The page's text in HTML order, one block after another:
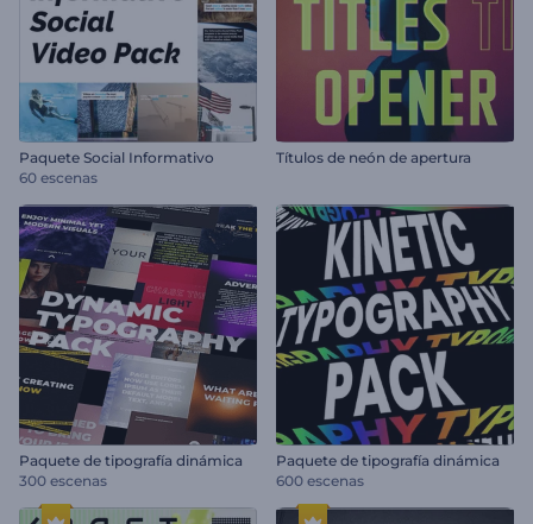
Paquete Social Informativo
60 escenas
Títulos de neón de apertura
Paquete de tipografía dinámica
300 escenas
Paquete de tipografía dinámica
600 escenas